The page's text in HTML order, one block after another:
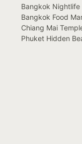
Bangkok Nightlife
Bangkok Food
Chiang Mai
Phuket Hidden